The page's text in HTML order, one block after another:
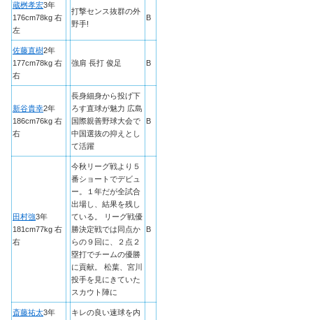
蔵桝孝宏3年
176cm78kg 右
左
打撃センス抜群の外
野手!
B
佐藤直樹2年
177cm78kg 右
右
強肩 長打 俊足 B
新谷貴幸2年
186cm76kg 右
右
長身細身から投げ下
ろす直球が魅力 広島
国際親善野球大会で
中国選抜の抑えとし
て活躍
B
田村強3年
181cm77kg 右
右
今秋リーグ戦より５
番ショートでデビュ
ー。１年だが全試合
出場し、結果を残し
ている。 リーグ戦優
勝決定戦では同点か
らの９回に、２点２
塁打でチームの優勝
に貢献。 松葉、宮川
投手を見にきていた
スカウト陣に
B
斎藤祐太3年
キレの良い速球を内